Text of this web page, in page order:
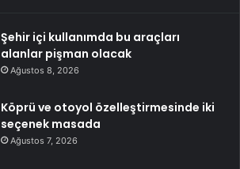
Şehir içi kullanımda bu araçları
alanlar pişman olacak
Ağustos 8, 2026
Köprü ve otoyol özelleştirmesinde iki
seçenek masada
Ağustos 7, 2026